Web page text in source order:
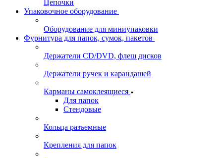
Цепочки
Упаковочное оборудование
Оборудование для миниупаковки
Фурнитура для папок, сумок, пакетов
Держатели CD/DVD, флеш дисков
Держатели ручек и карандашей
Карманы самоклеящиеся
Для папок
Стендовые
Кольца разъемные
Крепления для папок